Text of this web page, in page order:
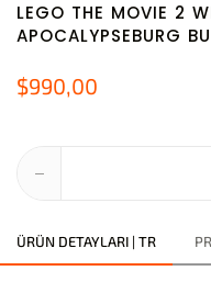
LEGO THE MOVIE 2
APOCALYPSEBURG
$990,00
ÜRÜN DETAYLARI | TR